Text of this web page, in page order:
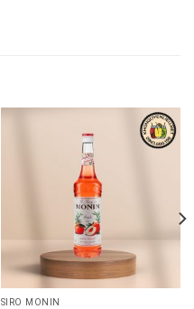
SIRO MONIN